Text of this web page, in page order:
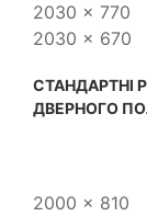
2030 x 770
2030 x 670
CТАНДАРТНІ
ДВЕРНОГО
2000 x 810